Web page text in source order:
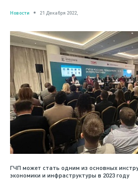
Новости 21 Декабря 2022,
ГЧП может стать одним из основных
экономики и инфраструктуры в 2023 году